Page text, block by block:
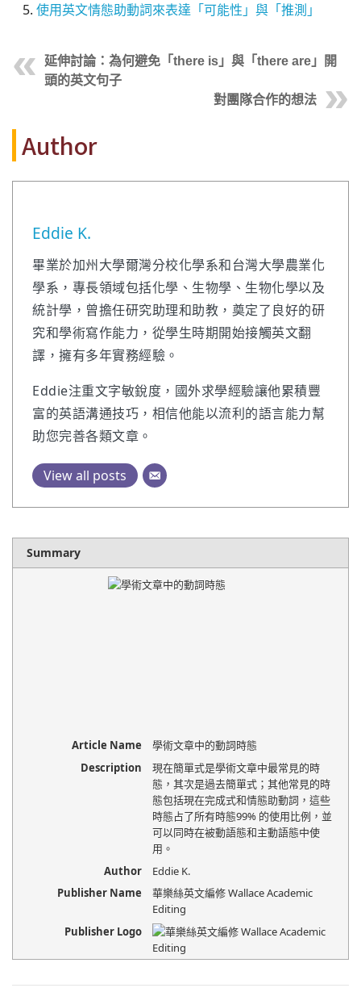
使用英文情態助動詞來表達「可能性」與「推測」
延伸討論：為何避免「there is」與「there are」開
頭的英文句子
對團隊合作的想法
Author
Eddie K.
畢業於加州大學爾灣分校化學系和台灣大學農業化
學系，專長領域包括化學、生物學、生物化學以及
統計學，曾擔任研究助理和助教，奠定了良好的研
究和學術寫作能力，從學生時期開始接觸英文翻
譯，擁有多年實務經驗。
Eddie注重文字敏銳度，國外求學經驗讓他累積豐
富的英語溝通技巧，相信他能以流利的語言能力幫
助您完善各類文章。
View all posts
Summary
Article Name
學術文章中的動詞時態
Description
現在簡單式是學術文章中最常見的時
態，其次是過去簡單式；其他常見的時
態包括現在完成式和情態助動詞，這些
時態占了所有時態99% 的使用比例，並
可以同時在被動語態和主動語態中使
用。
Author
Eddie K.
Publisher Name
華樂絲英文編修 Wallace Academic
Editing
Publisher Logo